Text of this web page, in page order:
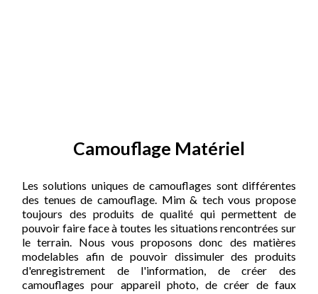
Camouflage Matériel
Les solutions uniques de camouflages sont différentes
des tenues de camouflage. Mim & tech vous propose
toujours des produits de qualité qui permettent de
pouvoir faire face à toutes les situations rencontrées sur
le terrain. Nous vous proposons donc des matières
modelables afin de pouvoir dissimuler des produits
d'enregistrement de l'information, de créer des
camouflages pour appareil photo, de créer de faux